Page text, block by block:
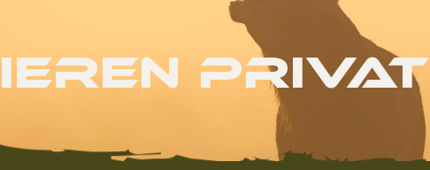
Privat